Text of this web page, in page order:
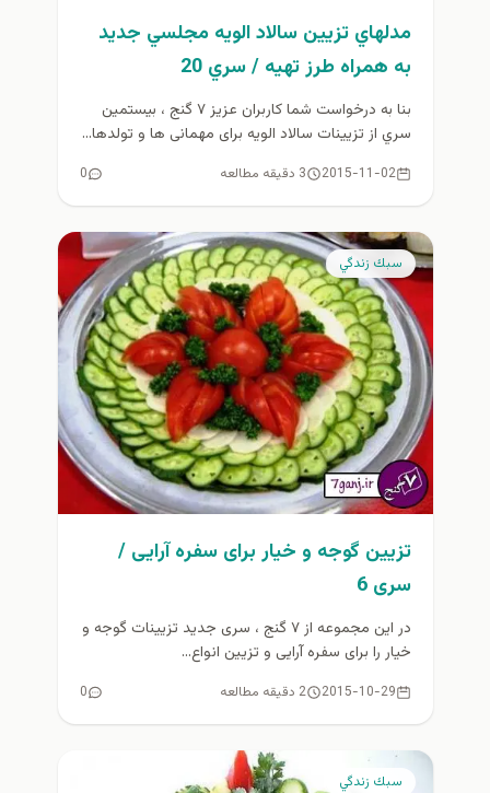
مدلهاي تزيين سالاد الويه مجلسي جديد
به همراه طرز تهيه / سري 20
بنا به درخواست شما كاربران عزيز ۷ گنج ، بيستمين
سري از تزیینات سالاد الویه برای مهمانی ها و تولدها...
2015-11-02 3 دقیقه مطالعه 0
سبك زندگي
تزیین گوجه و خیار برای سفره آرایی /
سری 6
در این مجموعه از ۷ گنج ، سری جدید تزیینات گوجه و
خیار را برای سفره آرایی و تزیین انواع...
2015-10-29 2 دقیقه مطالعه 0
سبك زندگي